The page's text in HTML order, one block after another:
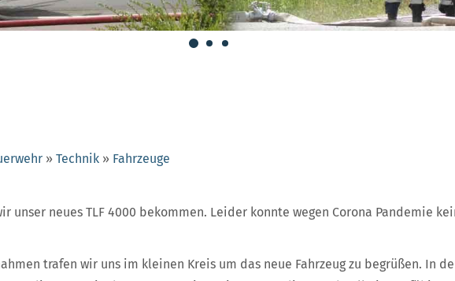
» Technik » Fahrzeuge
unser neues TLF 4000 bekommen. Leider konnte wegen Corona Pandemie
trafen wir uns im kleinen Kreis um das neue Fahrzeug zu begrüßen. In